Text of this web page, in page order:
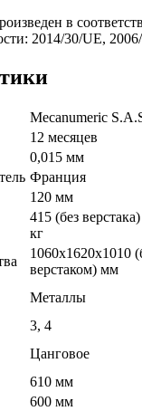
в
2014/30/UE,
Mecanumeric
12 месяцев
0,015 мм
Франция
120 мм
415 (без
кг
1060х1620х1010
верстаком) мм
Металлы
3, 4
Цанговое
610 мм
600 мм